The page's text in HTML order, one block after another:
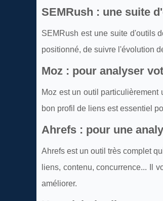
SEMRush : une suite
SEMRush est une suite d'outils
positionné, de suivre l'évolution
Moz : pour analyser
Moz est un outil
bon profil de liens est essentiel
Ahrefs : pour une
Ahrefs est un outil très complet
liens, contenu, concurrence... Il
améliorer.